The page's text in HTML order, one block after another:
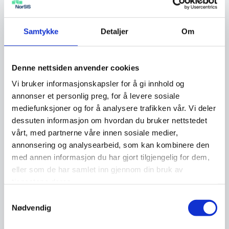
Samtykke Detaljer Om
Denne nettsiden anvender cookies
Vi bruker informasjonskapsler for å gi innhold og
annonser et personlig preg, for å levere sosiale
mediefunksjoner og for å analysere trafikken vår. Vi deler
dessuten informasjon om hvordan du bruker nettstedet
vårt, med partnerne våre innen sosiale medier,
annonsering og analysearbeid, som kan kombinere den
med annen informasjon du har gjort tilgjengelig for dem,
eller som de har samlet inn gjennom din bruk av
Nødvendig
oversikt over alle aktiviteter/arrangementer
Skal din virksomhet arrangere seminar,
Nasjonal sikkerhetsmåned? Du kan
registrerer aktiviteter selv , så vil den bli med
på vår aktivitetskalender. Dette gir deg bedre
synlighet og økt interesse for aktiviteten du
skal gjennomføre!